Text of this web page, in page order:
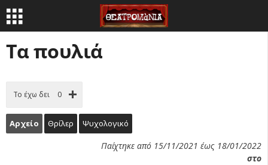
Τα πουλιά
Το έχω δει 0
Αρχείο Θρίλερ Ψυχολογικό
Παίχτηκε από 15/11/2021 έως 18/01/2022
στο